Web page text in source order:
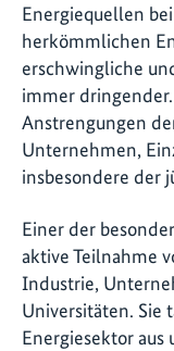
Energiequellen
herkömmlichen
erschwingliche
immer
Anstrengungen
Unternehmen,
insbesondere der
Einer der
aktive Teilnahme
Industrie,
Universitäten. Sie
Energiesektor